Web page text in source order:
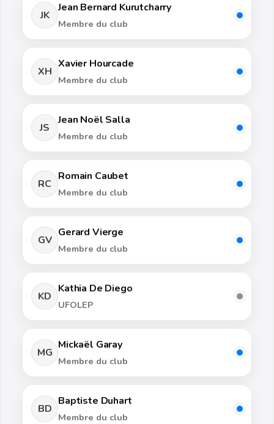
JK
Jean Bernard Kurutcharry
Membre du club
XH
Xavier Hourcade
Membre du club
JS
Jean Noël Salla
Membre du club
RC
Romain Caubet
Membre du club
GV
Gerard Vierge
Membre du club
KD
Kathia De Diego
UFOLEP
MG
Mickaël Garay
Membre du club
BD
Baptiste Duhart
Membre du club